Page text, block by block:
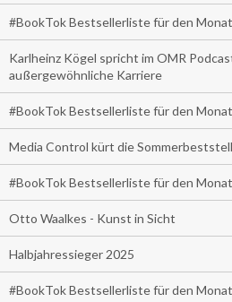
#BookTok Bestsellerliste für den
Karlheinz Kögel spricht im OMR
außergewöhnliche Karriere
#BookTok Bestsellerliste für den
Media Control kürt die
#BookTok Bestsellerliste für den
Otto Waalkes - Kunst in Sicht
Halbjahressieger 2025
#BookTok Bestsellerliste für den